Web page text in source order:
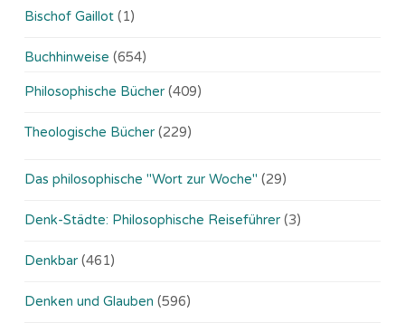
Bischof Gaillot (1)
Buchhinweise (654)
Philosophische Bücher (409)
Theologische Bücher (229)
Das philosophische "Wort zur Woche" (29)
Denk-Städte: Philosophische Reiseführer (3)
Denkbar (461)
Denken und Glauben (596)